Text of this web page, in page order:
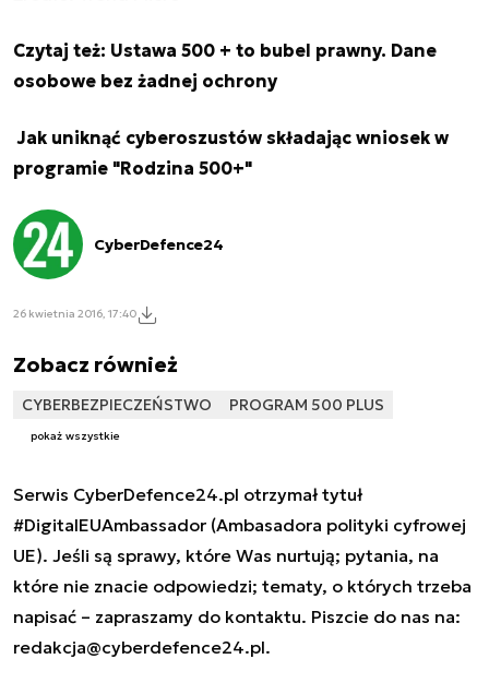
Czytaj też: Ustawa 500 + to bubel prawny. Dane
osobowe bez żadnej ochrony
Jak uniknąć cyberoszustów składając wniosek w
programie "Rodzina 500+"
CyberDefence24
26 kwietnia 2016, 17:40
Zobacz również
CYBERBEZPIECZEŃSTWO PROGRAM 500 PLUS
pokaż wszystkie
Serwis CyberDefence24.pl otrzymał tytuł
#DigitalEUAmbassador (Ambasadora polityki cyfrowej
UE). Jeśli są sprawy, które Was nurtują; pytania, na
które nie znacie odpowiedzi; tematy, o których trzeba
napisać – zapraszamy do kontaktu. Piszcie do nas na:
redakcja@cyberdefence24.pl.